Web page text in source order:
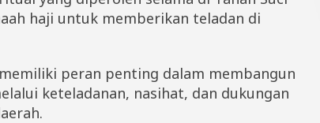
haji untuk memberikan teladan di
peran penting dalam membangun
keteladanan, nasihat, dan dukungan